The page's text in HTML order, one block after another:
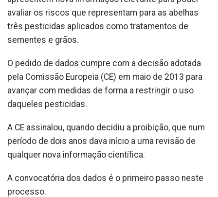
avaliar os riscos que representam para as abelhas
três pesticidas aplicados como tratamentos de
sementes e grãos.
O pedido de dados cumpre com a decisão adotada
pela Comissão Europeia (CE) em maio de 2013 para
avançar com medidas de forma a restringir o uso
daqueles pesticidas.
A CE assinalou, quando decidiu a proibição, que num
período de dois anos dava início a uma revisão de
qualquer nova informação científica.
A convocatória dos dados é o primeiro passo neste
processo.